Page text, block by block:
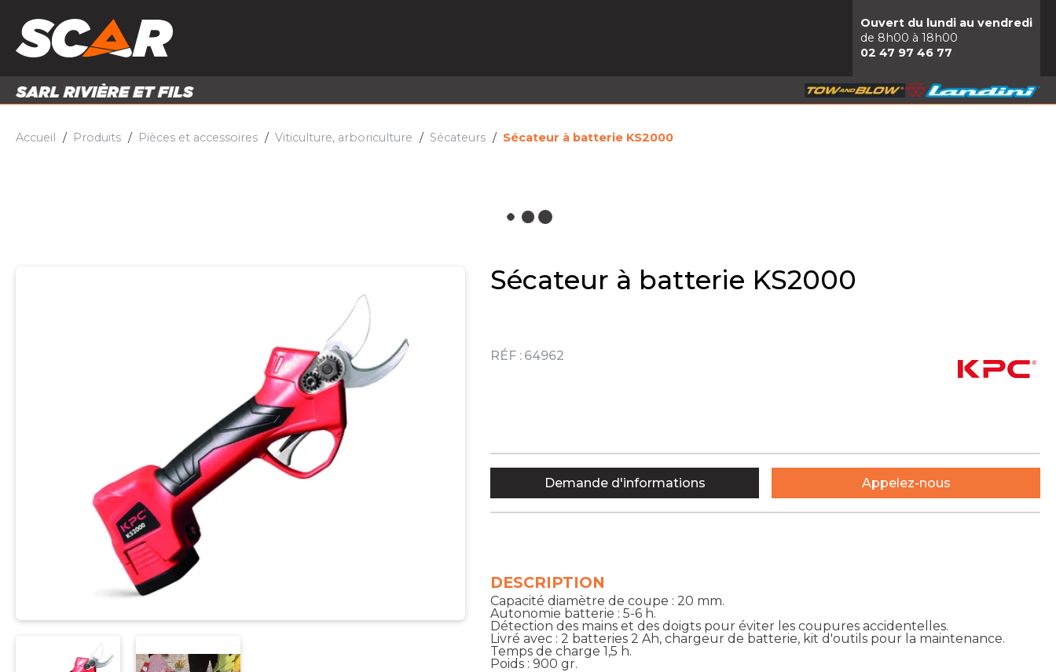
PIÈCES ET ACCESSOIRES
Ouvert du lundi au vendredi
de 8h00 à 18h00
02 47 97 46 77
Accueil Produits Pièces et accessoires Viticulture, arboriculture Sécateurs Sécateur à batterie KS2000
Sécateur à batterie KS2000
RÉF : 64962
DESCRIPTION
Capacité diamètre de coupe : 20 mm.
Autonomie batterie : 5-6 h.
Détection des mains et des doigts pour éviter les coupures accidentelles.
Livré avec : 2 batteries 2 Ah, chargeur de batterie, kit d'outils pour la maintenance.
Temps de charge 1,5 h.
Poids : 900 gr.
Demande d'informations Appelez-nous